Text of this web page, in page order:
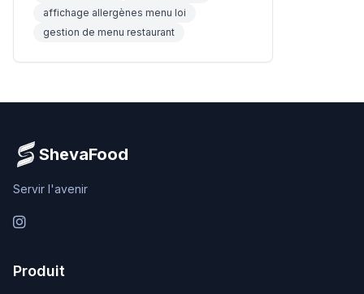
affichage allergènes menu loi
gestion de menu restaurant
ShevaFood
Servir l'avenir
Instagram
Produit